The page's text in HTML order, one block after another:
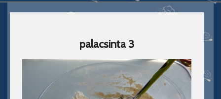
palacsinta 3